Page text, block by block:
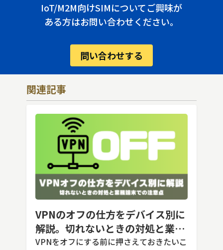
IoT/M2M向けSIMについてご興味が
ある方はお問い合わせください。
問い合わせする
関連記事
VPNのオフの仕方をデバイス別に
解説。切れないときの対処と業務
端末での注意点
VPNをオフにする前に押さえておきたいこ